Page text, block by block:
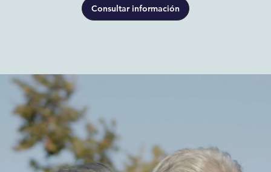
Consultar información